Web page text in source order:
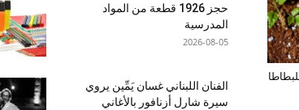
حجز 1926 قطعة من المواد
المدرسية
2026-08-05
الفنان اللبناني غسان يَمِّين يروي
سيرة شارل أزنافور بالأغاني